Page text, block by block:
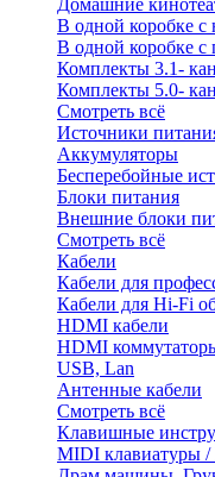
Домашние
В одной коробке с
В одной коробке с
Комплекты 3.1-
Комплекты 5.0-
Смотреть всё
Источники
Аккумуляторы
Бесперебойные
Блоки питания
Внешние блоки
Смотреть всё
Кабели
Кабели для
Кабели для Hi-Fi
HDMI кабели
HDMI
USB, Lan
Антенные кабели
Смотреть всё
Клавишные
MIDI клавиатуры